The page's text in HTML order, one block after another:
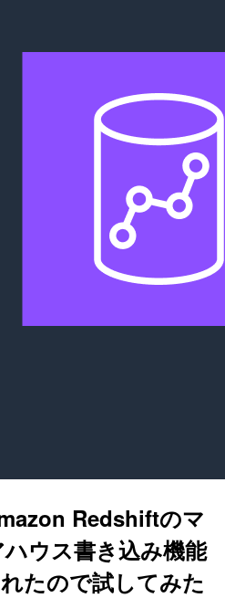
Redshiftのマ
ウス書き込み機能
たので試してみた